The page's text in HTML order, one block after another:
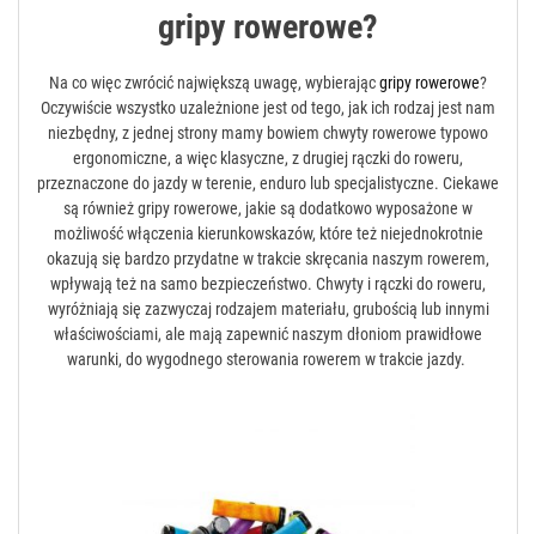
gripy rowerowe?
Na co więc zwrócić największą uwagę, wybierającgripy rowerowe?
Oczywiście wszystko uzależnione jest od tego, jak ich rodzaj jest nam
niezbędny, z jednej strony mamy bowiem chwyty rowerowe typowo
ergonomiczne, a więc klasyczne, z drugiej rączki do roweru,
przeznaczone do jazdy w terenie, enduro lub specjalistyczne. Ciekawe
są również gripy rowerowe, jakie są dodatkowo wyposażone w
możliwość włączenia kierunkowskazów, które też niejednokrotnie
okazują się bardzo przydatne w trakcie skręcania naszym rowerem,
wpływają też na samo bezpieczeństwo. Chwyty i rączki do roweru,
wyróżniają się zazwyczaj rodzajem materiału, grubością lub innymi
właściwościami, ale mają zapewnić naszym dłoniom prawidłowe
warunki, do wygodnego sterowania rowerem w trakcie jazdy.